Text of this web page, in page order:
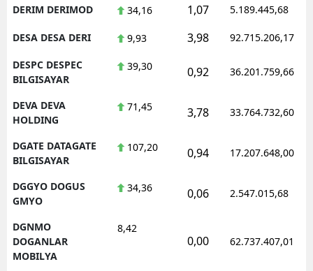
DERIM DERIMOD 34,16 1,07 5.189.445,68
DESA DESA DERI 9,93 3,98 92.715.206,17
DESPC DESPEC
BILGISAYAR
39,30 0,92 36.201.759,66
DEVA DEVA
HOLDING
71,45 3,78 33.764.732,60
DGATE DATAGATE
BILGISAYAR
107,20 0,94 17.207.648,00
DGGYO DOGUS
GMYO
34,36 0,06 2.547.015,68
DGNMO
DOGANLAR
MOBILYA
8,42
0,00 62.737.407,01